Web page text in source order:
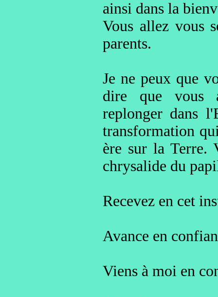
ainsi dans la
Vous allez vous
parents.
Je ne peux que
dire que vous
replonger dans
transformation
ère sur la Terre.
chrysalide du
Recevez en cet
Avance en
Viens à moi en